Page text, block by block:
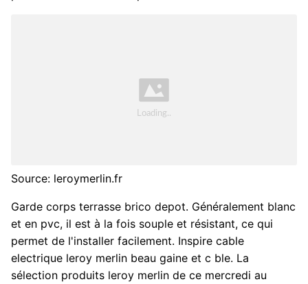
Source: leroymerlin.fr
Garde corps terrasse brico depot. Généralement blanc
et en pvc, il est à la fois souple et résistant, ce qui
permet de l'installer facilement. Inspire cable
electrique leroy merlin beau gaine et c ble. La
sélection produits leroy merlin de ce mercredi au